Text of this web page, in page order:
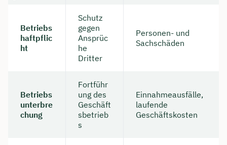
Betriebs
haftpflic
ht
Schutz
gegen
Ansprüc
he
Dritter
Personen- und
Sachschäden
Betriebs
unterbre
chung
Fortführ
ung des
Geschäft
sbetrieb
s
Einnahmeausfälle,
laufende
Geschäftskosten